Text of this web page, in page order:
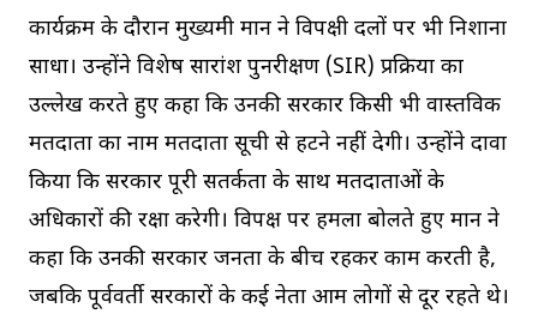
कार्यक्रम के दौरान मुख्यमंत्री मान ने विपक्षी दलों पर भी निशाना
साधा। उन्होंने विशेष सारांश पुनरीक्षण (SIR) प्रक्रिया का
उल्लेख करते हुए कहा कि उनकी सरकार किसी भी वास्तविक
मतदाता का नाम मतदाता सूची से हटने नहीं देगी। उन्होंने दावा
किया कि सरकार पूरी सतर्कता के साथ मतदाताओं के
अधिकारों की रक्षा करेगी। विपक्ष पर हमला बोलते हुए मान ने
कहा कि उनकी सरकार जनता के बीच रहकर काम करती है,
जबकि पूर्ववर्ती सरकारों के कई नेता आम लोगों से दूर रहते थे।